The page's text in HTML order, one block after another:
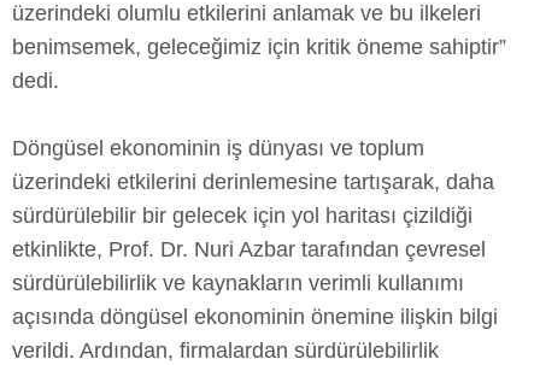
üzerindeki olumlu etkilerini anlamak ve bu ilkeleri
benimsemek, geleceğimiz için kritik öneme sahiptir”
dedi.
Döngüsel ekonominin iş dünyası ve toplum
üzerindeki etkilerini derinlemesine tartışarak, daha
sürdürülebilir bir gelecek için yol haritası çizildiği
etkinlikte, Prof. Dr. Nuri Azbar tarafından çevresel
sürdürülebilirlik ve kaynakların verimli kullanımı
açısında döngüsel ekonominin önemine ilişkin bilgi
verildi. Ardından, firmalardan sürdürülebilirlik